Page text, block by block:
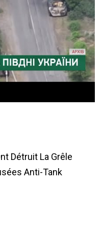
Détruit La Grêle
Anti-Tank